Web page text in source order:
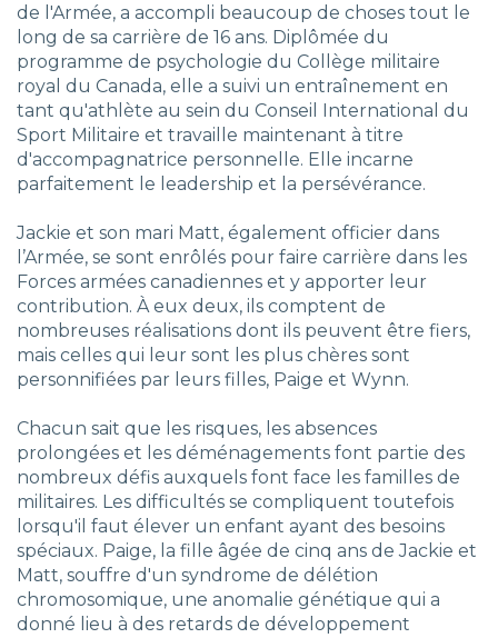
de l'Armée, a accompli beaucoup de choses tout le
long de sa carrière de 16 ans. Diplômée du
programme de psychologie du Collège militaire
royal du Canada, elle a suivi un entraînement en
tant qu'athlète au sein du Conseil International du
Sport Militaire et travaille maintenant à titre
d'accompagnatrice personnelle. Elle incarne
parfaitement le leadership et la persévérance.
Jackie et son mari Matt, également officier dans
l’Armée, se sont enrôlés pour faire carrière dans les
Forces armées canadiennes et y apporter leur
contribution. À eux deux, ils comptent de
nombreuses réalisations dont ils peuvent être fiers,
mais celles qui leur sont les plus chères sont
personnifiées par leurs filles, Paige et Wynn.
Chacun sait que les risques, les absences
prolongées et les déménagements font partie des
nombreux défis auxquels font face les familles de
militaires. Les difficultés se compliquent toutefois
lorsqu'il faut élever un enfant ayant des besoins
spéciaux. Paige, la fille âgée de cinq ans de Jackie et
Matt, souffre d'un syndrome de délétion
chromosomique, une anomalie génétique qui a
donné lieu à des retards de développement